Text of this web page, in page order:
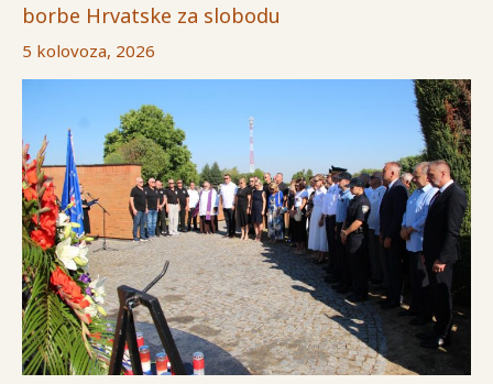
borbe Hrvatske za slobodu
5 kolovoza, 2026